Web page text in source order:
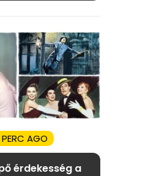
AGO
érdekesség a